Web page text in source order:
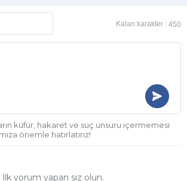
Kalan karakter : 450
küfür, hakaret ve suç unsuru içermemesi
önemle hatırlatırız!
İlk yorum yapan siz olun.